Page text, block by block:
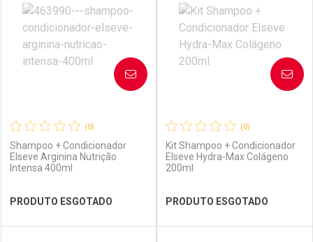
Laboratório
Ver Desconto Convênio
Por Menos Laboratório
Ver Desconto Convênio
Por Menos
(0)
Shampoo + Condicionador
Elseve Arginina Nutrição
Intensa 400ml
PRODUTO ESGOTADO
AVISE-ME
(0)
Kit Shampoo + Condicionador
Elseve Hydra-Max Colágeno
200ml
PRODUTO ESGOTADO
AVISE-ME